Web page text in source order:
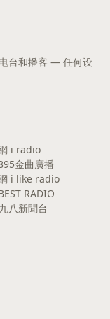
台和播客 — 任何设
i radio
金曲廣播
i like radio
RADIO
八新聞台